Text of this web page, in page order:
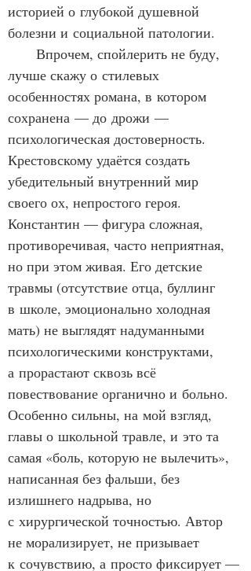
историей о глубокой душевной
болезни и социальной патологии.
Впрочем, спойлерить не буду,
лучше скажу о стилевых
особенностях романа, в котором
сохранена — до дрожи —
психологическая достоверность.
Крестовскому удаётся создать
убедительный внутренний мир
своего ох, непростого героя.
Константин — фигура сложная,
противоречивая, часто неприятная,
но при этом живая. Его детские
травмы (отсутствие отца, буллинг
в школе, эмоционально холодная
мать) не выглядят надуманными
психологическими конструктами,
а прорастают сквозь всё
повествование органично и больно.
Особенно сильны, на мой взгляд,
главы о школьной травле, и это та
самая «боль, которую не вылечить»,
написанная без фальши, без
излишнего надрыва, но
с хирургической точностью. Автор
не морализирует, не призывает
к сочувствию, а просто фиксирует —